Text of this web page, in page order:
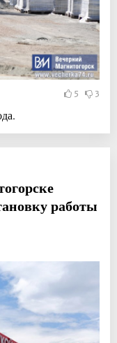
5 3
работы